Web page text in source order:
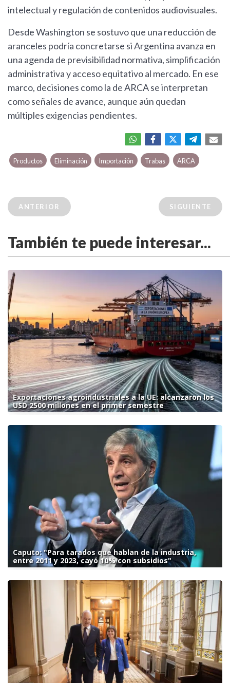
intelectual y regulación de contenidos audiovisuales.
Desde Washington se sostuvo que una reducción de
aranceles podría concretarse si Argentina avanza en
una agenda de previsibilidad normativa, simplificación
administrativa y acceso equitativo al mercado. En ese
marco, decisiones como la de ARCA se interpretan
como señales de avance, aunque aún quedan
múltiples exigencias pendientes.
Productos Eliminación Importación Trabas ARCA
ANTERIOR SIGUIENTE
También te puede interesar...
Exportaciones agroindustriales a la UE: alcanzaron los
USD 2500 millones en el primer semestre
Caputo: "Para tarados que hablan de la industria,
entre 2011 y 2023, cayó 10% con subsidios"